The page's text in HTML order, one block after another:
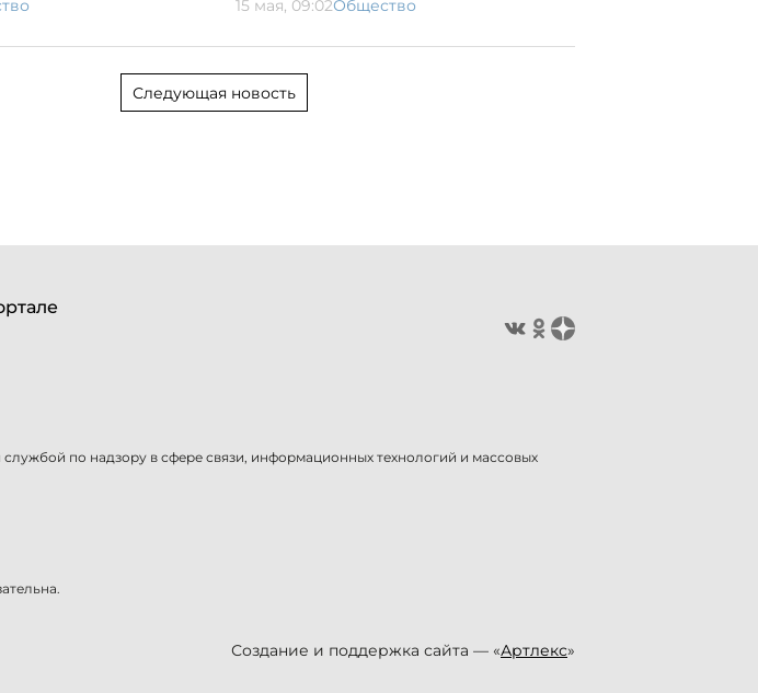
15 мая, 09:02Общество
Следующая новость
по надзору в сфере связи, информационных технологий и массовых
Создание и поддержка сайта — «Артлекс»